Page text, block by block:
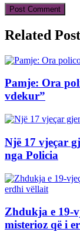
Related
Pamje: Ora
vdekur”
Një 17 vjeçar
nga Policia
Zhdukja e 19-
misterioz që i